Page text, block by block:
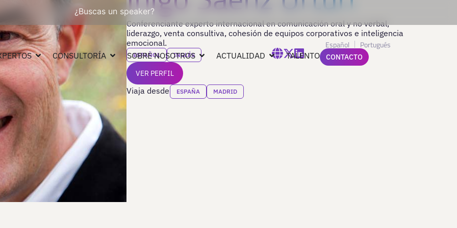
¿Buscas un speaker?
CONSULTORÍA SOBRE NOSOTROS ACTUALIDAD TALENTO
Español Portugués
CONTACTO
Conferenciante experto internacional en comunicación oral y no verbal,
liderazgo, venta consultiva, cohesión de equipos corporativos e inteligencia
emocional.
ESPAÑOL INGLÉS
VER PERFIL
Viaja desde ESPAÑA MADRID